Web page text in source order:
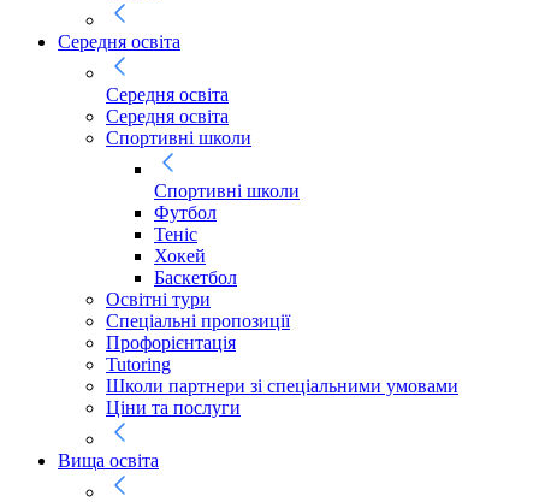
Середня освіта
Середня освіта
Середня освіта
Спортивні школи
Спортивні школи
Футбол
Теніс
Хокей
Баскетбол
Освітні тури
Спеціальні пропозиції
Профорієнтація
Tutoring
Школи партнери зі спеціальними умовами
Ціни та послуги
Вища освіта